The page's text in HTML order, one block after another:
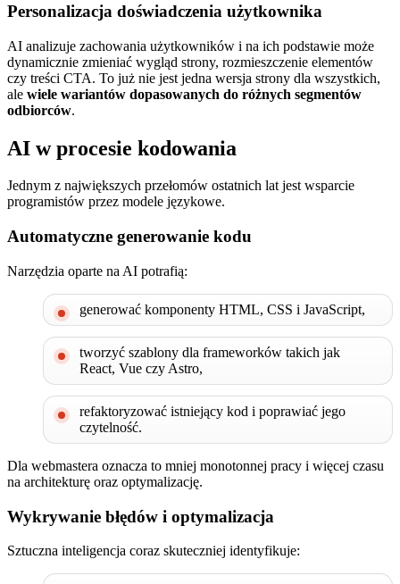
Personalizacja doświadczenia użytkownika
AI analizuje zachowania użytkowników i na ich podstawie może
dynamicznie zmieniać wygląd strony, rozmieszczenie elementów
czy treści CTA. To już nie jest jedna wersja strony dla wszystkich,
ale wiele wariantów dopasowanych do różnych segmentów
odbiorców.
AI w procesie kodowania
Jednym z największych przełomów ostatnich lat jest wsparcie
programistów przez modele językowe.
Automatyczne generowanie kodu
Narzędzia oparte na AI potrafią:
generować komponenty HTML, CSS i JavaScript,
tworzyć szablony dla frameworków takich jak
React, Vue czy Astro,
refaktoryzować istniejący kod i poprawiać jego
czytelność.
Dla webmastera oznacza to mniej monotonnej pracy i więcej czasu
na architekturę oraz optymalizację.
Wykrywanie błędów i optymalizacja
Sztuczna inteligencja coraz skuteczniej identyfikuje: